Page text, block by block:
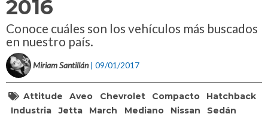
2016
Conoce cuáles son los vehículos más buscados
en nuestro país.
Miriam Santillán | 09/01/2017
Attitude Aveo Chevrolet Compacto
Hatchback
Industria
Jetta March Mediano Nissan
Sedán